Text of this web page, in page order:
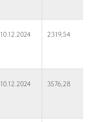
10.12.2024 2319,54
10.12.2024 3576,28